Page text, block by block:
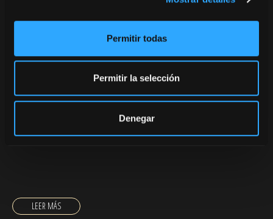
Permitir todas
Permitir la selección
Denegar
FELIZ NAVIDAD
FELIZ NAVIDAD